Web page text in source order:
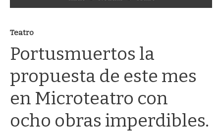
Teatro
Portusmuertos la
propuesta de este mes
en Microteatro con
ocho obras imperdibles.